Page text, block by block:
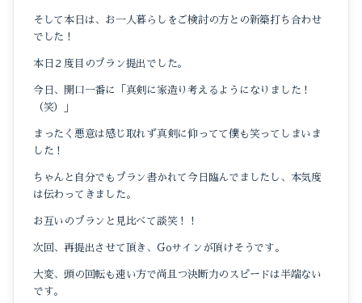
そして本日は、お一人暮らしをご検討の方との新築打ち合わせ
でした！
本日２度目のプラン提出でした。
今日、開口一番に「真剣に家造り考えるようになりました！
（笑）」
まったく悪意は感じ取れず真剣に仰ってて僕も笑ってしまいま
した！
ちゃんと自分でもプラン書かれて今日臨んでましたし、本気度
は伝わってきました。
お互いのプランと見比べて談笑！！
次回、再提出させて頂き、Goサインが頂けそうです。
大変、頭の回転も速い方で尚且つ決断力のスピードは半端ない
です。